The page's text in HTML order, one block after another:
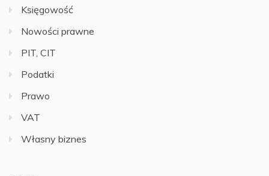
Księgowość
Nowości prawne
PIT, CIT
Podatki
Prawo
VAT
Własny biznes